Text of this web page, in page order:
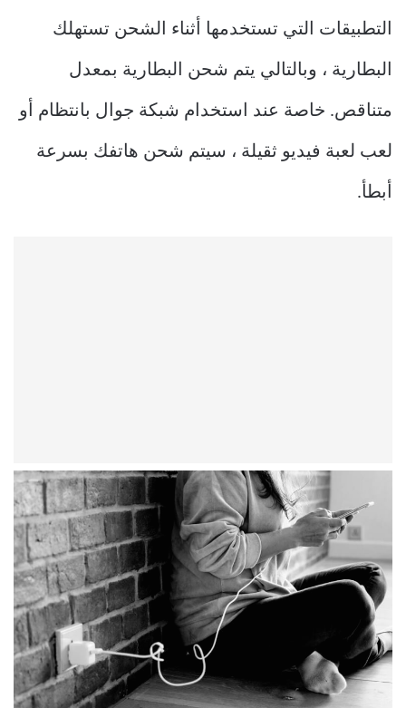
التطبيقات التي تستخدمها أثناء الشحن تستهلك
البطارية ، وبالتالي يتم شحن البطارية بمعدل
متناقص. خاصة عند استخدام شبكة جوال بانتظام أو
لعب لعبة فيديو ثقيلة ، سيتم شحن هاتفك بسرعة
أبطأ.